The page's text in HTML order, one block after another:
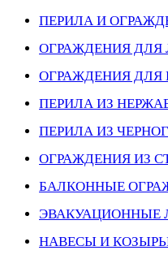
ПЕРИЛА И
ОГРАЖДЕНИЯ ДЛЯ
ОГРАЖДЕНИЯ ДЛЯ
ПЕРИЛА ИЗ
ПЕРИЛА ИЗ
ОГРАЖДЕНИЯ ИЗ
БАЛКОННЫЕ
ЭВАКУАЦИОННЫЕ
НАВЕСЫ И